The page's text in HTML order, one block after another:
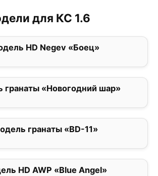
для КС 1.6
HD Negev «Боец»
гранаты «Новогодний шар»
гранаты «BD-11»
HD AWP «Blue Angel»